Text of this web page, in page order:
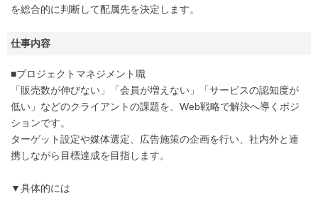
を総合的に判断して配属先を決定します。
仕事内容
■プロジェクトマネジメント職
「販売数が伸びない」「会員が増えない」「サービスの認知度が
低い」などのクライアントの課題を、Web戦略で解決へ導くポジ
ションです。
ターゲット設定や媒体選定、広告施策の企画を行い、社内外と連
携しながら目標達成を目指します。
▼具体的には